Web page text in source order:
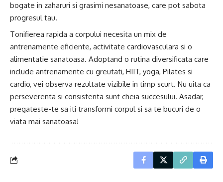
bogate in zaharuri si grasimi nesanatoase, care pot sabota
progresul tau.
Tonifierea rapida a corpului necesita un mix de
antrenamente eficiente, activitate cardiovasculara si o
alimentatie sanatoasa. Adoptand o rutina diversificata care
include antrenamente cu greutati, HIIT, yoga, Pilates si
cardio, vei observa rezultate vizibile in timp scurt. Nu uita ca
perseverenta si consistenta sunt cheia succesului. Asadar,
pregateste-te sa iti transformi corpul si sa te bucuri de o
viata mai sanatoasa!